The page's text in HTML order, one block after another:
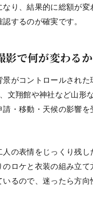
り、結果的に総額が変
するのが確実です。
影で何が変わるか
がコントロールされた
文翔館や神社など山形
・移動・天候の影響を
人の表情をじっくり残し
ロケと衣装の組み立て
いるので、迷ったら方向